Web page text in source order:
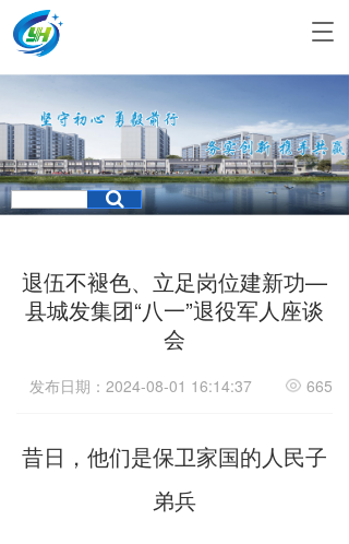
T
g
l
e
n
a
v
i
退伍不褪色、立足岗位建新功—
县城发集团“八一”退役军人座谈
会
发布日期：2024-08-01 16:14:37 665
昔日，他们是保卫家国的人民子
弟兵